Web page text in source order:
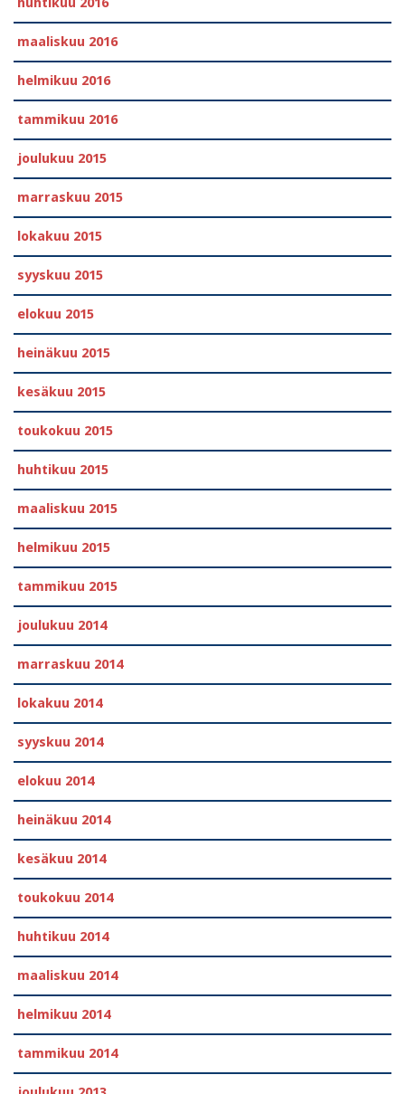
maaliskuu 2016
helmikuu 2016
tammikuu 2016
joulukuu 2015
marraskuu 2015
lokakuu 2015
syyskuu 2015
elokuu 2015
heinäkuu 2015
kesäkuu 2015
toukokuu 2015
huhtikuu 2015
maaliskuu 2015
helmikuu 2015
tammikuu 2015
joulukuu 2014
marraskuu 2014
lokakuu 2014
syyskuu 2014
elokuu 2014
heinäkuu 2014
kesäkuu 2014
toukokuu 2014
huhtikuu 2014
maaliskuu 2014
helmikuu 2014
tammikuu 2014